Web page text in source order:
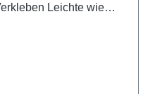
Leichte wie